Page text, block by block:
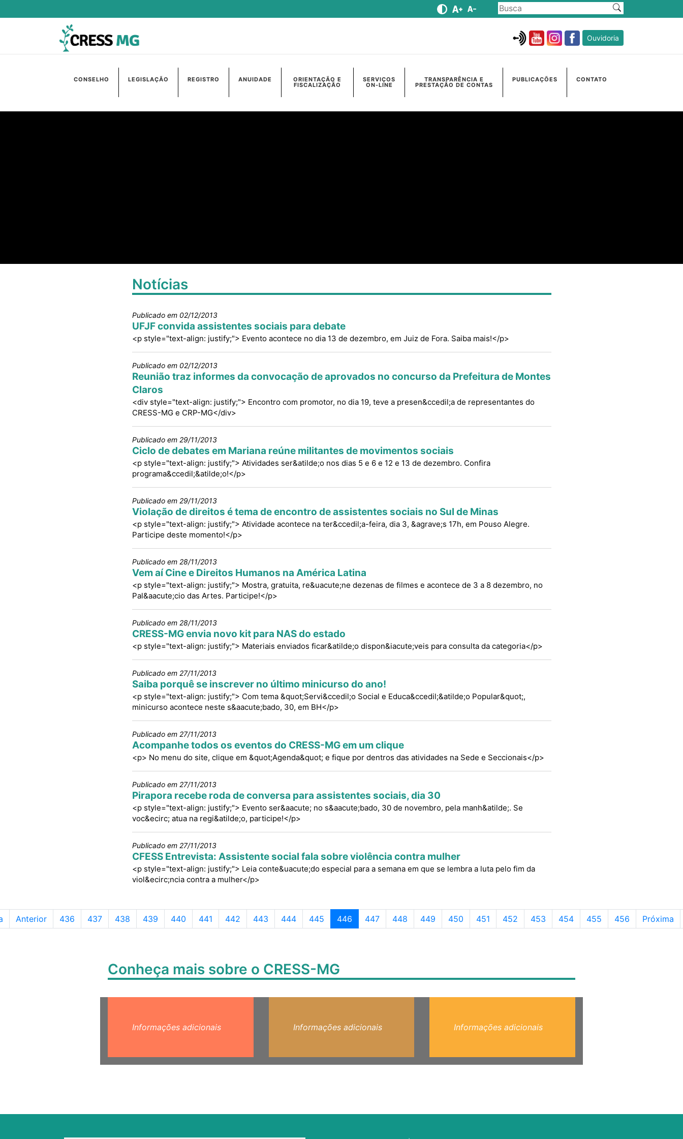
Ouvidoria
CONSELHO LEGISLAÇÃO REGISTRO ANUIDADE ORIENTAÇÃO E
FISCALIZAÇÃO
SERVIÇOS
ON-LINE
TRANSPARÊNCIA E
PRESTAÇÃO DE CONTAS
PUBLICAÇÕES CONTATO
Notícias
Publicado em 02/12/2013
UFJF convida assistentes sociais para debate
<p style="text-align: justify;"> Evento acontece no dia 13 de dezembro, em Juiz de Fora. Saiba mais!</p>
Publicado em 02/12/2013
Reunião traz informes da convocação de aprovados no concurso da Prefeitura de Montes
Claros
<div style="text-align: justify;"> Encontro com promotor, no dia 19, teve a presen&ccedil;a de representantes do
CRESS-MG e CRP-MG</div>
Publicado em 29/11/2013
Ciclo de debates em Mariana reúne militantes de movimentos sociais
<p style="text-align: justify;"> Atividades ser&atilde;o nos dias 5 e 6 e 12 e 13 de dezembro. Confira
programa&ccedil;&atilde;o!</p>
Publicado em 29/11/2013
Violação de direitos é tema de encontro de assistentes sociais no Sul de Minas
<p style="text-align: justify;"> Atividade acontece na ter&ccedil;a-feira, dia 3, &agrave;s 17h, em Pouso Alegre.
Participe deste momento!</p>
Publicado em 28/11/2013
Vem aí Cine e Direitos Humanos na América Latina
<p style="text-align: justify;"> Mostra, gratuita, re&uacute;ne dezenas de filmes e acontece de 3 a 8 dezembro, no
Pal&aacute;cio das Artes. Participe!</p>
Publicado em 28/11/2013
CRESS-MG envia novo kit para NAS do estado
<p style="text-align: justify;"> Materiais enviados ficar&atilde;o dispon&iacute;veis para consulta da categoria</p>
Publicado em 27/11/2013
Saiba porquê se inscrever no último minicurso do ano!
<p style="text-align: justify;"> Com tema &quot;Servi&ccedil;o Social e Educa&ccedil;&atilde;o Popular&quot;,
minicurso acontece neste s&aacute;bado, 30, em BH</p>
Publicado em 27/11/2013
Acompanhe todos os eventos do CRESS-MG em um clique
<p> No menu do site, clique em &quot;Agenda&quot; e fique por dentros das atividades na Sede e Seccionais</p>
Publicado em 27/11/2013
Pirapora recebe roda de conversa para assistentes sociais, dia 30
<p style="text-align: justify;"> Evento ser&aacute; no s&aacute;bado, 30 de novembro, pela manh&atilde;. Se
voc&ecirc; atua na regi&atilde;o, participe!</p>
Publicado em 27/11/2013
CFESS Entrevista: Assistente social fala sobre violência contra mulher
<p style="text-align: justify;"> Leia conte&uacute;do especial para a semana em que se lembra a luta pelo fim da
viol&ecirc;ncia contra a mulher</p>
Page navigation
Anterior Página
436 Página
437 Página
438 Página
439 Página
440 Página
441 Página
442 Página
443 Página
444 Página
445 Página atual
446 Página
447 Página
448 Página
449 Página
450 Página
451 Página
452 Página
453 Página
454 Página
455 Página
456 Próxima
Conheça mais sobre o CRESS-MG
Informações adicionais Informações adicionais Informações adicionais